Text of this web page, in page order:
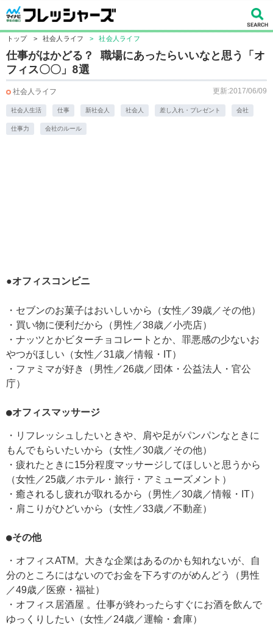
トップ > 社会人ライフ > 社会人ライフ
仕事がはかどる？ 職場にあったらいいなと思う「オ
フィス〇〇」8選
社会人ライフ 更新:2017/06/09
社会人生活 仕事 新社会人 社会人 差し入れ・プレゼント 会社
仕事力 会社のルール
●オフィスコンビニ
・セブンのお菓子はおいしいから（女性／39歳／その他）
・買い物に便利だから（男性／38歳／小売店）
・ナッツとかビターチョコレートとか、罪悪感の少ないお
やつがほしい（女性／31歳／情報・IT）
・ファミマが好き（男性／26歳／団体・公益法人・官公
庁）
●オフィスマッサージ
・リフレッシュしたいときや、肩や足がパンパンなときに
もんでもらいたいから（女性／30歳／その他）
・疲れたときに15分程度マッサージしてほしいと思うから
（女性／25歳／ホテル・旅行・アミューズメント）
・癒されるし疲れが取れるから（男性／30歳／情報・IT）
・肩こりがひどいから（女性／33歳／不動産）
●その他
・オフィスATM。大きな企業はあるのかも知れないが、自
分のところにはないのでお金を下ろすのがめんどう（男性
／49歳／医療・福祉）
・オフィス居酒屋 。仕事が終わったらすぐにお酒を飲んで
ゆっくりしたい（女性／24歳／運輸・倉庫）